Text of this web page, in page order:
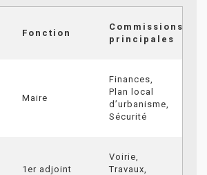
Fonction
Commissions
principales
Maire
Finances,
Plan local
d’urbanisme,
Sécurité
1er adjoint
Voirie,
Travaux,